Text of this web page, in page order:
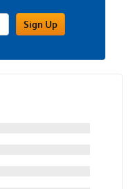
FieldSign Up